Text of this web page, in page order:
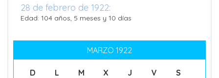
28 de febrero de 1922:
Edad: 104 años, 5 meses y 10 días
MARZO 1922
D L M X J V
S